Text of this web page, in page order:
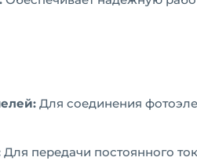
Для соединения
Для передачи постоянного